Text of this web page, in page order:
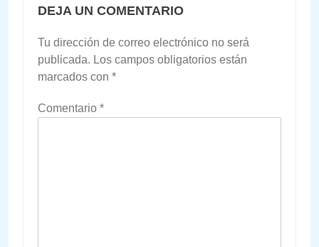
DEJA UN COMENTARIO
Tu dirección de correo electrónico no será
publicada. Los campos obligatorios están
marcados con *
Comentario *